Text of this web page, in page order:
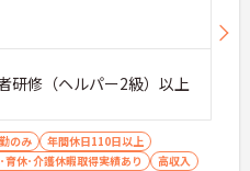
研修（ヘルパー2級）以上
のみ
年間休日110日以上
育休･介護休暇取得実績あり
高収入